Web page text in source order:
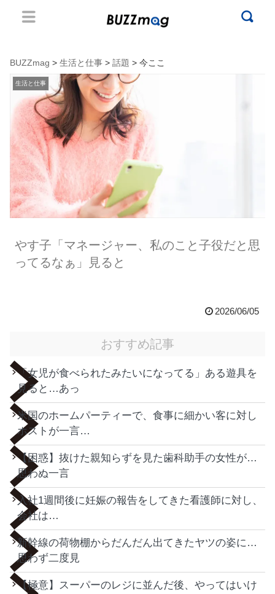
BUZZmag > 生活と仕事 > 話題 > 今ここ
生活と仕事
やす子「マネージャー、私のこと子役だと思
ってるなぁ」見ると
2026/06/05
おすすめ記事
「女児が食べられたみたいになってる」ある遊具を
見ると…あっ
米国のホームパーティーで、食事に細かい客に対し
ホストが一言…
【困惑】抜けた親知らずを見た歯科助手の女性が…
思わぬ一言
入社1週間後に妊娠の報告をしてきた看護師に対し、
会社は…
新幹線の荷物棚からだんだん出てきたヤツの姿に…
思わず二度見
【極意】スーパーのレジに並んだ後、やってはいけ